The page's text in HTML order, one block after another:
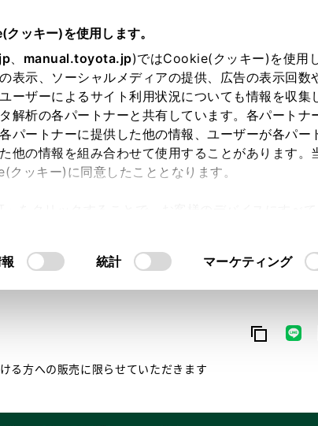
ッキー)を使用します。
、 manual.toyota.jp)ではCookie(クッキー)を使用
表示、ソーシャルメディアの提供、広告の表示回数
ーザーによるサイト利用状況についても情報を収集
解析の各パートナーと共有しています。各パートナ
パートナーに提供した他の情報、ユーザーが各パー
他の情報を組み合わせて使用することがあります。
ッキー)に同意したこととなります。
統計 マーケティング
ンライン購入お気に入り 保存した見積り
る方への販売に限らせていただきます